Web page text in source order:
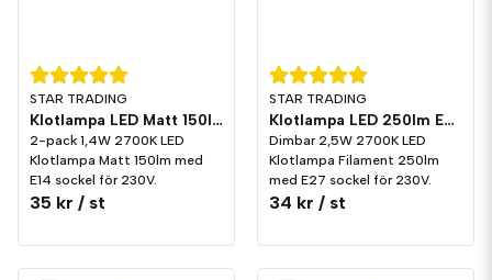
STAR TRADING
Klotlampa LED Matt 150lm E14 2700K 2-pack
2-pack 1,4W 2700K LED
Klotlampa Matt 150lm med
E14 sockel för 230V.
35 kr / st
STAR TRADING
Klotlampa LED 250lm E27 2700K Dim
Dimbar 2,5W 2700K LED
Klotlampa Filament 250lm
med E27 sockel för 230V.
34 kr / st